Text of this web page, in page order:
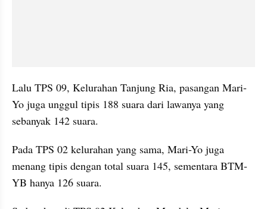
Lalu TPS 09, Kelurahan Tanjung Ria, pasangan Mari-
Yo juga unggul tipis 188 suara dari lawanya yang
sebanyak 142 suara.
Pada TPS 02 kelurahan yang sama, Mari-Yo juga
menang tipis dengan total suara 145, sementara BTM-
YB hanya 126 suara.